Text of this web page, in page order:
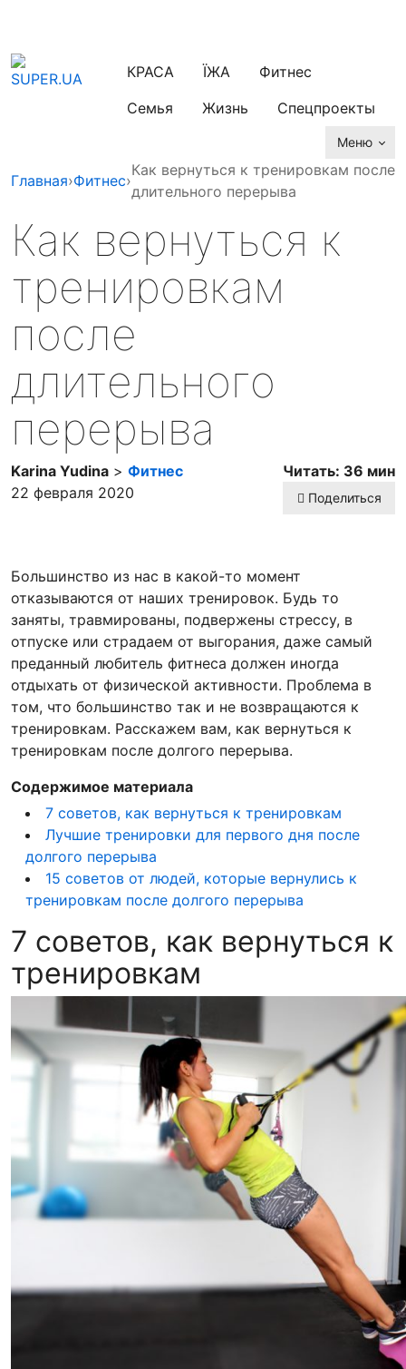
КРАСА ЇЖА
Фитнес
Семья
Жизнь Спецпроекты
Меню
Главная›Фитнес›
Как вернуться к тренировкам после
длительного перерыва
Как вернуться к
тренировкам
после
длительного
перерыва
Karina Yudina > Фитнес
22 февраля 2020
Читать: 36 мин
Поделиться
Большинство из нас в какой-то момент
отказываются от наших тренировок. Будь то
заняты, травмированы, подвержены стрессу, в
отпуске или страдаем от выгорания, даже самый
преданный любитель фитнеса должен иногда
отдыхать от физической активности. Проблема в
том, что большинство так и не возвращаются к
тренировкам. Расскажем вам, как вернуться к
тренировкам после долгого перерыва.
Содержимое материала
7 советов, как вернуться к тренировкам
Лучшие тренировки для первого дня после
долгого перерыва
15 советов от людей, которые вернулись к
тренировкам после долгого перерыва
7 советов, как вернуться к
тренировкам